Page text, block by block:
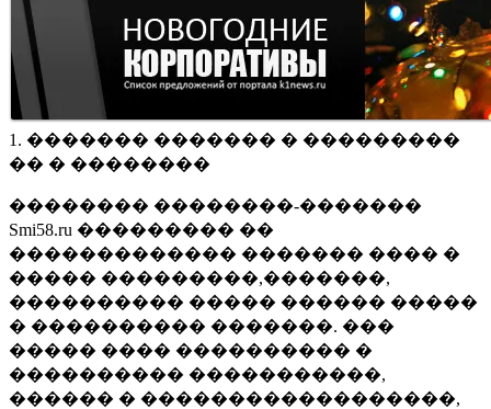
1. ������� ������� � ���������
�� � ��������
�������� ��������-�������
Smi58.ru ��������� ��
������������� ������� ���� �
����� ���������,�������,
���������� ����� ������ �����
� ���������� �������. ���
����� ���� ���������� �
���������� �����������,
������ � ������������������,